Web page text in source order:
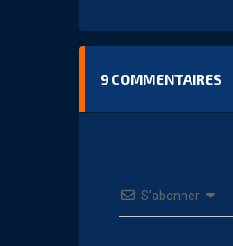
9 COMMENTAIRES
S’abonner